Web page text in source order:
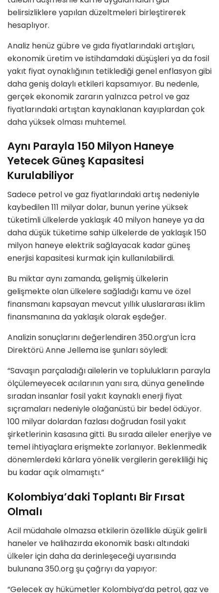
belirsizliklere yapılan düzeltmeleri birleştirerek
hesaplıyor.
Analiz henüz gübre ve gıda fiyatlarındaki artışları,
ekonomik üretim ve istihdamdaki düşüşleri ya da fosil
yakıt fiyat oynaklığının tetiklediği genel enflasyon gibi
daha geniş dolaylı etkileri kapsamıyor. Bu nedenle,
gerçek ekonomik zararın yalnızca petrol ve gaz
fiyatlarındaki artıştan kaynaklanan kayıplardan çok
daha yüksek olması muhtemel.
Aynı Parayla 150 Milyon Haneye
Yetecek Güneş Kapasitesi
Kurulabiliyor
Sadece petrol ve gaz fiyatlarındaki artış nedeniyle
kaybedilen 111 milyar dolar, bunun yerine yüksek
tüketimli ülkelerde yaklaşık 40 milyon haneye ya da
daha düşük tüketime sahip ülkelerde de yaklaşık 150
milyon haneye elektrik sağlayacak kadar güneş
enerjisi kapasitesi kurmak için kullanılabilirdi.
Bu miktar aynı zamanda, gelişmiş ülkelerin
gelişmekte olan ülkelere sağladığı kamu ve özel
finansmanı kapsayan mevcut yıllık uluslararası iklim
finansmanına da yaklaşık olarak eşdeğer.
Analizin sonuçlarını değerlendiren 350.org’un İcra
Direktörü Anne Jellema ise şunları söyledi:
“Savaşın parçaladığı ailelerin ve toplulukların parayla
ölçülemeyecek acılarının yanı sıra, dünya genelinde
sıradan insanlar fosil yakıt kaynaklı enerji fiyat
sıçramaları nedeniyle olağanüstü bir bedel ödüyor.
100 milyar dolardan fazlası doğrudan fosil yakıt
şirketlerinin kasasına gitti. Bu sırada aileler enerjiye ve
temel ihtiyaçlara erişmekte zorlanıyor. Beklenmedik
dönemlerdeki kârlara yönelik vergilerin gerekliliği hiç
bu kadar açık olmamıştı.”
Kolombiya’daki Toplantı Bir Fırsat
Olmalı
Acil müdahale olmazsa etkilerin özellikle düşük gelirli
haneler ve halihazırda ekonomik baskı altındaki
ülkeler için daha da derinleşeceği uyarısında
bulunana 350.org şu çağrıyı da yapıyor:
“Gelecek ay hükümetler Kolombiya’da petrol, gaz ve